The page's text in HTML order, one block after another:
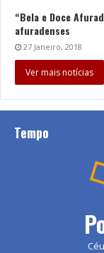
“Bela e Doce
afuradenses
27 Janeiro, 2018
Ver mais notícias
Tempo